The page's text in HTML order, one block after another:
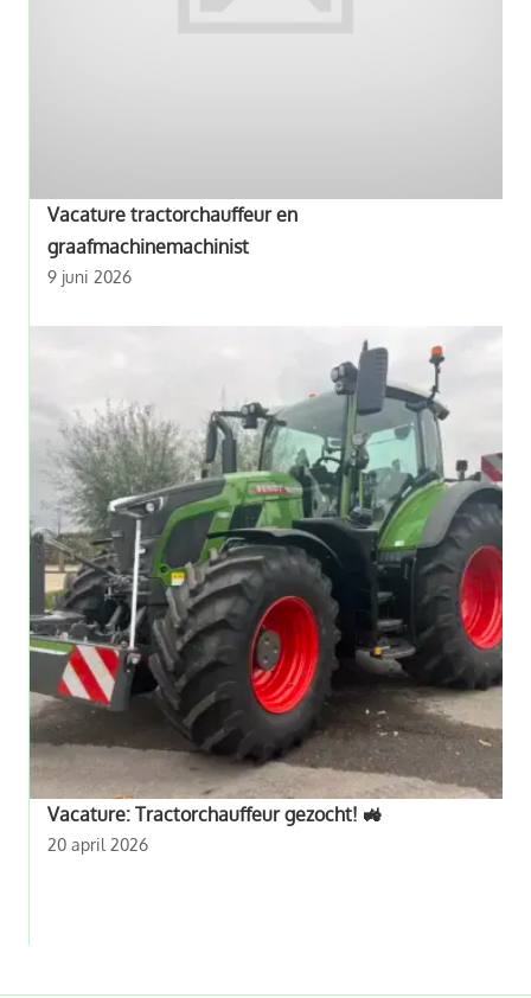
Vacature tractorchauffeur en
graafmachinemachinist
9 juni 2026
Vacature: Tractorchauffeur gezocht! 🚜
20 april 2026